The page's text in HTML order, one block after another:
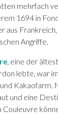
ANNE
LUCE
MARIE
mehrfach
1694 in
aus
Angriffe.
, eine der
lebte, war
Kakaofarm.
und eine